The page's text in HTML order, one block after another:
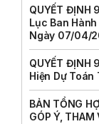
QUYẾT ĐỊNH
Lục Ban
Ngày 07/04/
QUYẾT ĐỊNH
Hiện Dự
BẢN TỔNG
GÓP Ý, THAM